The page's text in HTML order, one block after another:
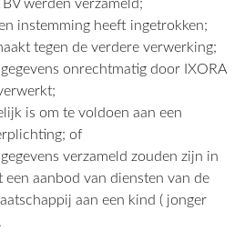
werden verzameld;
instemming heeft ingetrokken;
tegen de verdere verwerking;
onrechtmatig door IXORA
is om te voldoen aan een
of
verzameld zouden zijn in
een aanbod van diensten van de
aan een kind ( jonger